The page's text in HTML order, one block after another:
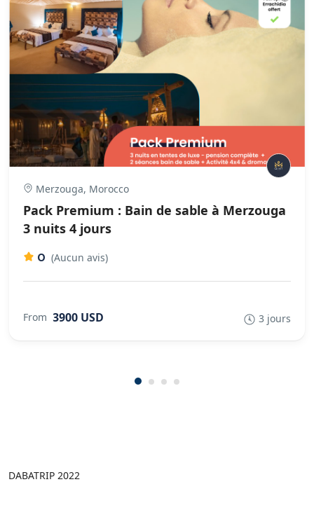
Merzouga, Morocco
Pack Premium : Bain de sable à Merzouga
3 nuits 4 jours
0 (Aucun avis)
From 3900 USD 3 jours
DABATRIP 2022